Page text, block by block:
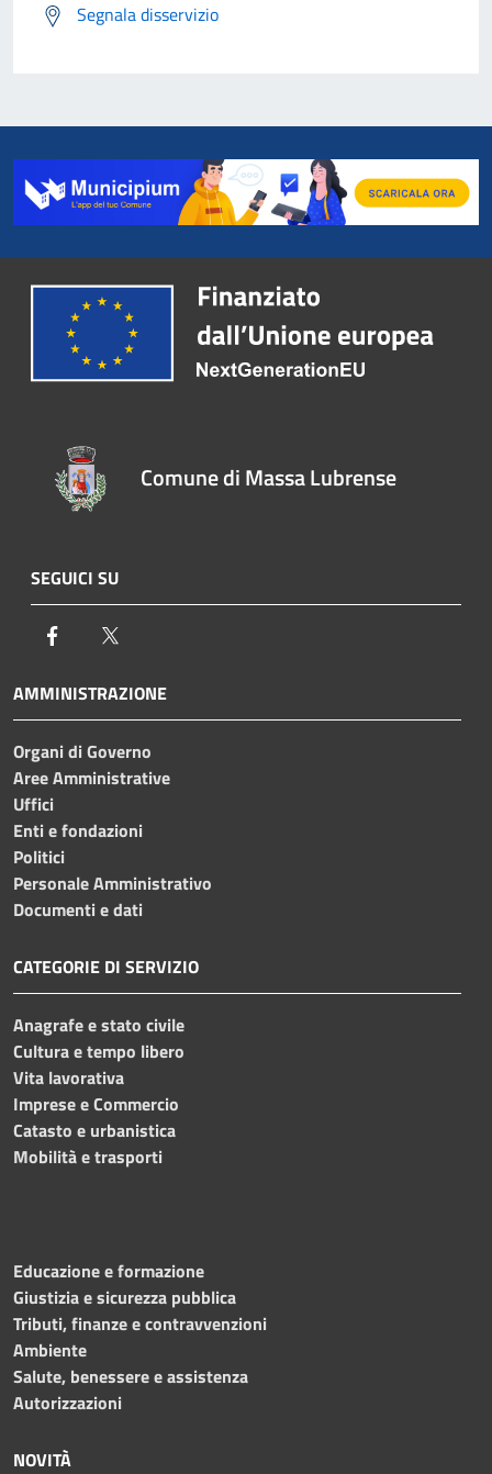
Segnala disservizio
Comune di Massa Lubrense
SEGUICI SU
Facebook
AMMINISTRAZIONE
Organi di Governo
Aree Amministrative
Uffici
Enti e fondazioni
Politici
Personale Amministrativo
Documenti e dati
CATEGORIE DI SERVIZIO
Anagrafe e stato civile
Cultura e tempo libero
Vita lavorativa
Imprese e Commercio
Catasto e urbanistica
Mobilità e trasporti
Educazione e formazione
Giustizia e sicurezza pubblica
Tributi, finanze e contravvenzioni
Ambiente
Salute, benessere e assistenza
Autorizzazioni
NOVITÀ